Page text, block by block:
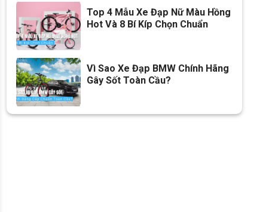
Líp Líp vặn 1 tầng
Sên (xích)
Kích thước 24 inch
Trọng lượng xe
Trọng lượng thùng 18.7kg - 129×20×75
Top 4 Mẫu Xe Đạp Nữ Màu Hồng
Hot Và 8 Bí Kíp Chọn Chuẩn
Vì Sao Xe Đạp BMW Chính Hãng
Gây Sốt Toàn Cầu?